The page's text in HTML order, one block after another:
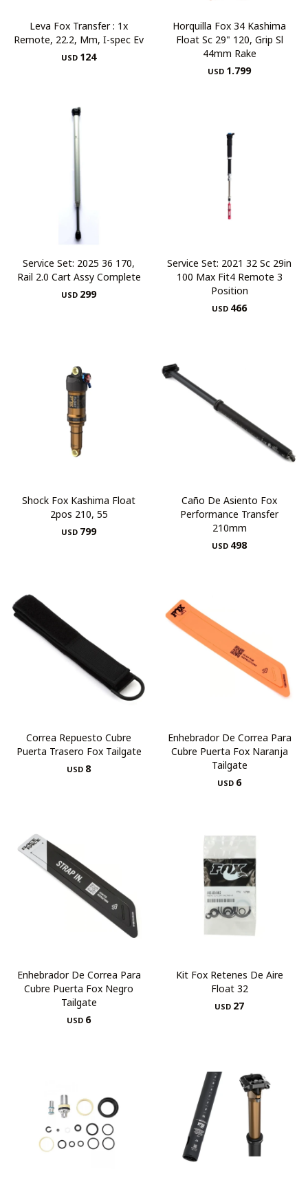
Leva Fox Transfer : 1x
Remote, 22.2, Mm, I-spec Ev
USD 124
Horquilla Fox 34 Kashima
Float Sc 29" 120, Grip Sl
44mm Rake
USD 1.799
Service Set: 2025 36 170,
Rail 2.0 Cart Assy Complete
USD 299
Service Set: 2021 32 Sc 29in
100 Max Fit4 Remote 3
Position
USD 466
Shock Fox Kashima Float
2pos 210, 55
USD 799
Caño De Asiento Fox
Performance Transfer
210mm
USD 498
Correa Repuesto Cubre
Puerta Trasero Fox Tailgate
USD 8
Enhebrador De Correa Para
Cubre Puerta Fox Naranja
Tailgate
USD 6
Enhebrador De Correa Para
Cubre Puerta Fox Negro
Tailgate
USD 6
Kit Fox Retenes De Aire
Float 32
USD 27